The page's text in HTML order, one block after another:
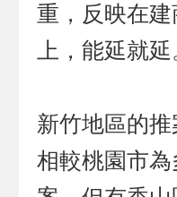
重，反映在
上，能延就延
新竹地區的推
相較桃園市